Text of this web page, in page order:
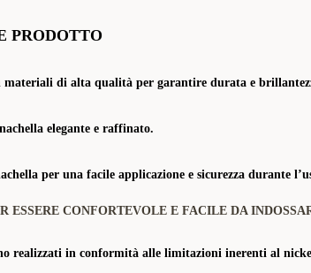
PRODOTTO
materiali di alta qualità per garantire durata e
elegante e raffinato.
per una facile applicazione e sicurezza durante
ESSERE CONFORTEVOLE E FACILE DA
realizzati in conformità alle limitazioni inerenti al